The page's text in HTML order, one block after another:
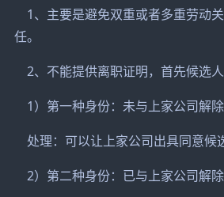
1、主要是避免双重或者多重劳动
任。
2、不能提供离职证明，首先候选
1）第一种身份：未与上家公司解除
处理：可以让上家公司出具同意候
2）第二种身份：已与上家公司解除